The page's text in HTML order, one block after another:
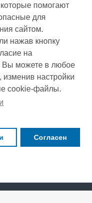
помогают
для
сайтом.
нажав кнопку
на
Вы можете в любое
изменив настройки
cookie-файлы.
Согласен
акций
права защищены